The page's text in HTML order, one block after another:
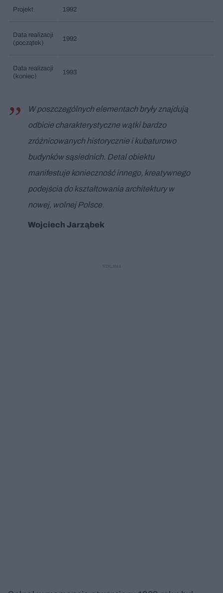
Projekt 1992
Data realizacji
(początek)
1992
Data realizacji
(koniec)
1993
W poszczególnych elementach bryły znajdują
odbicie charakterystyczne wątki bardzo
zróżnicowanych historycznie i kubaturowo
budynków sąsiednich. Detal obiektu
manifestuje konieczność innego, kreatywnego
podejścia do kształtowania architektury w
nowej, wolnej Polsce.
Wojciech Jarząbek